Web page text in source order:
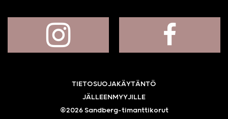
TIETOSUOJAKÄYTÄNTÖ
JÄLLEENMYYJILLE
©2026 Sandberg-timanttikorut